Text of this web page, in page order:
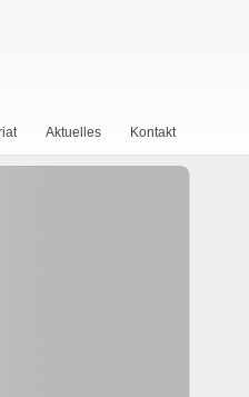
Aktuelles Kontakt